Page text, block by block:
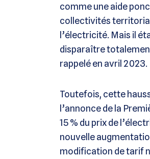
comme une aide
collectivités
l’électricité. Mais il
disparaître
rappelé en avril 2023.
Toutefois, cette
l’annonce de la
15 % du prix de
nouvelle
modification de tarif